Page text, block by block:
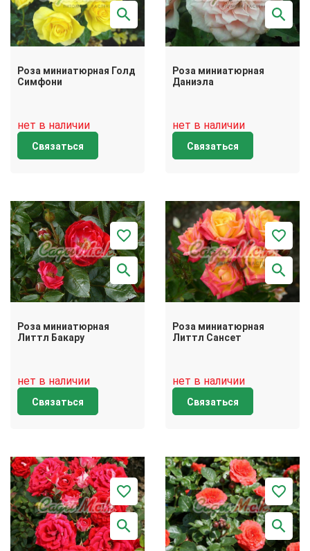
Роза миниатюрная Голд
Симфони
нет в наличии
Связаться
Роза миниатюрная
Даниэла
нет в наличии
Связаться
Роза миниатюрная
Литтл Бакару
нет в наличии
Связаться
Роза миниатюрная
Литтл Сансет
нет в наличии
Связаться